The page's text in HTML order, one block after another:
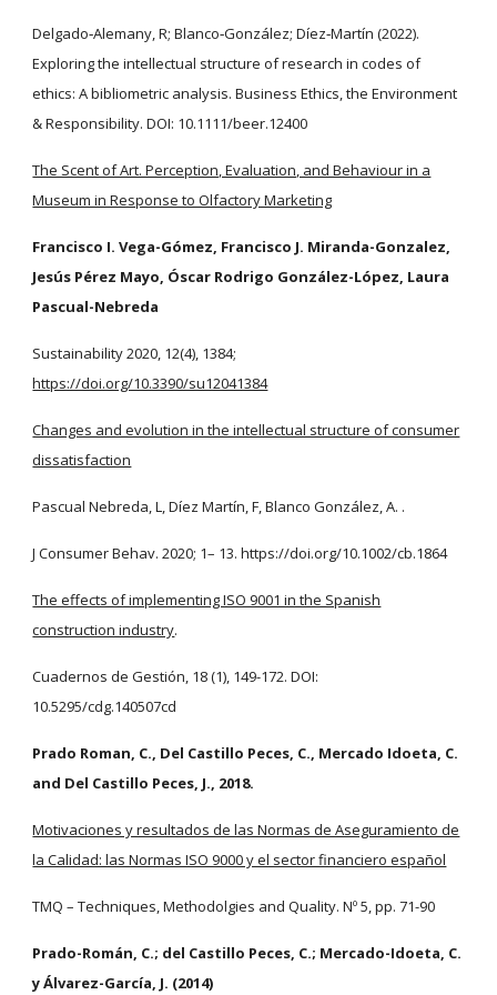
Delgado‐Alemany, R; Blanco‐González; Díez‐Martín (2022).
Exploring the intellectual structure of research in codes of
ethics: A bibliometric analysis. Business Ethics, the Environment
& Responsibility. DOI: 10.1111/beer.12400
The Scent of Art. Perception, Evaluation, and Behaviour in a
Museum in Response to Olfactory Marketing
Francisco I. Vega-Gómez, Francisco J. Miranda-Gonzalez,
Jesús Pérez Mayo, Óscar Rodrigo González-López, Laura
Pascual-Nebreda
Sustainability 2020, 12(4), 1384;
https://doi.org/10.3390/su12041384
Changes and evolution in the intellectual structure of consumer
dissatisfaction
Pascual Nebreda, L, Díez Martín, F, Blanco González, A. .
J Consumer Behav. 2020; 1– 13. https://doi.org/10.1002/cb.1864
The effects of implementing ISO 9001 in the Spanish
construction industry.
Cuadernos de Gestión, 18 (1), 149-172. DOI:
10.5295/cdg.140507cd
Prado Roman, C., Del Castillo Peces, C., Mercado Idoeta, C.
and Del Castillo Peces, J., 2018.
Motivaciones y resultados de las Normas de Aseguramiento de
la Calidad: las Normas ISO 9000 y el sector financiero español
TMQ – Techniques, Methodolgies and Quality. Nº 5, pp. 71-90
Prado-Román, C.; del Castillo Peces, C.; Mercado-Idoeta, C.
y Álvarez-García, J. (2014)